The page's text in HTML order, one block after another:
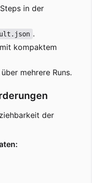
Steps in der
.
kompaktem
mehrere Runs.
der